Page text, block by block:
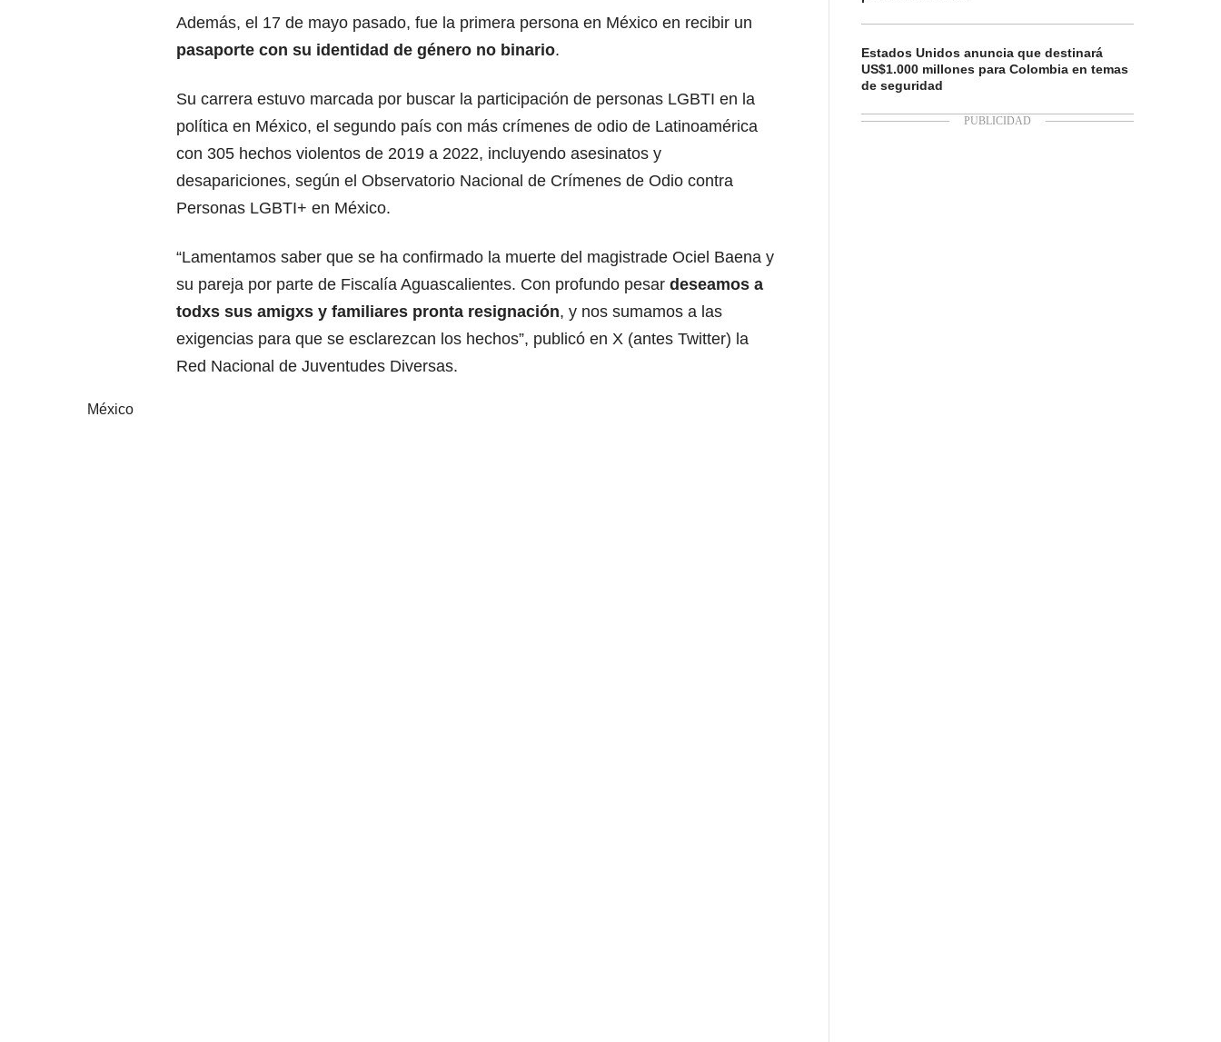
Además, el 17 de mayo pasado, fue la primera persona en México en recibir un
pasaporte con su identidad de género no binario.
Su carrera estuvo marcada por buscar la participación de personas LGBTI en la
política en México, el segundo país con más crímenes de odio de Latinoamérica
con 305 hechos violentos de 2019 a 2022, incluyendo asesinatos y
desapariciones, según el Observatorio Nacional de Crímenes de Odio contra
Personas LGBTI+ en México.
“Lamentamos saber que se ha confirmado la muerte del magistrade Ociel Baena y
su pareja por parte de Fiscalía Aguascalientes. Con profundo pesar deseamos a
todxs sus amigxs y familiares pronta resignación, y nos sumamos a las
exigencias para que se esclarezcan los hechos”, publicó en X (antes Twitter) la
Red Nacional de Juventudes Diversas.
México
Estados Unidos anuncia que destinará
US$1.000 millones para Colombia en temas
de seguridad